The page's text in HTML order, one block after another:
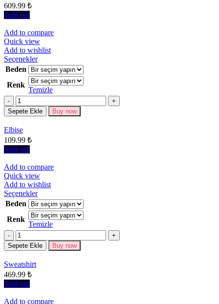
609.99 ₺
Sold out
Add to compare
Quick view
Add to wishlist
SeçeneklerBu
ürünün
birden
fazla
varyasyonu
Seçenekler
Beden
Renk
Temizle
Miktar
Sepete Ekle Buy now
Elbise
109.99 ₺
Sold out
Add to compare
Quick view
Add to wishlist
SeçeneklerBu
ürünün
birden
fazla
varyasyonu
Seçenekler
Beden
Renk
Temizle
Miktar
Sepete Ekle Buy now
Sweatshirt
469.99 ₺
Sold out
Add to compare